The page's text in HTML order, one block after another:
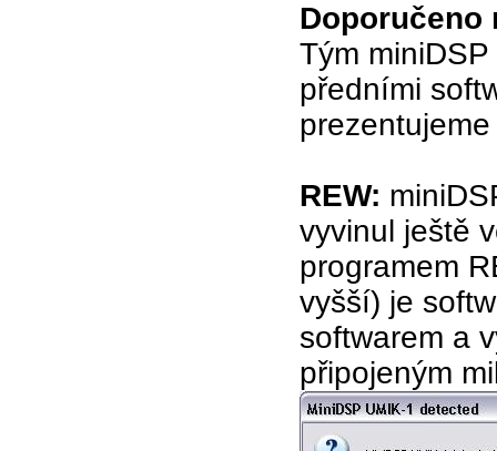
Doporučeno
Tým
předními
REW:
vyvinul ještě
programem
vyšší) je
softwarem a
připojeným